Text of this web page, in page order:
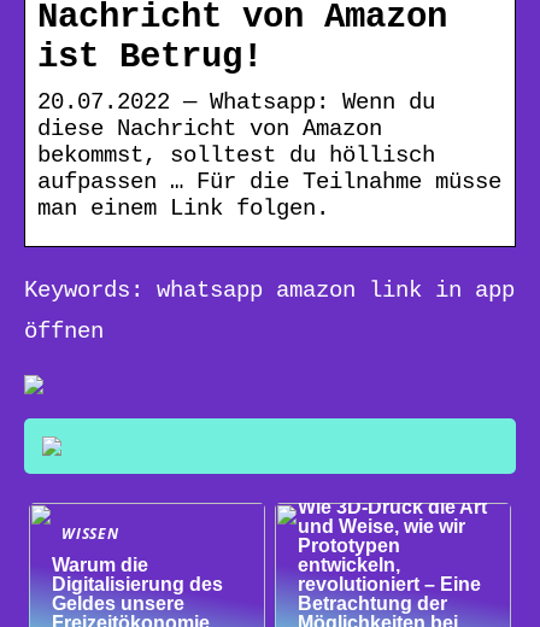
Nachricht von Amazon
ist Betrug!
20.07.2022 — Whatsapp: Wenn du
diese Nachricht von Amazon
bekommst, solltest du höllisch
aufpassen … Für die Teilnahme müsse
man einem Link folgen.
Keywords: whatsapp amazon link in app
öffnen
WISSEN
Warum die
Digitalisierung des
Geldes unsere
Freizeitökonomie
WISSEN
Wie 3D-Druck die Art
und Weise, wie wir
Prototypen
entwickeln,
revolutioniert – Eine
Betrachtung der
Möglichkeiten bei